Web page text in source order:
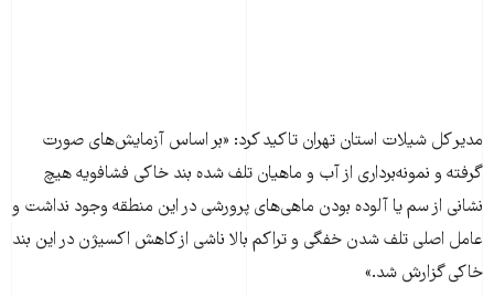
مدیر کل شیلات استان تهران تاکید کرد: «بر اساس آزمایش‌های صورت
گرفته و نمونه‌برداری از آب و ماهیان تلف شده بند خاکی فشافویه هیچ
نشانی از سم یا آلوده بودن ماهی‌های پرورشی در این منطقه وجود نداشت و
عامل اصلی تلف شدن خفگی و تراکم بالا ناشی از کاهش اکسیژن در این بند
خاکی گزارش شد.»